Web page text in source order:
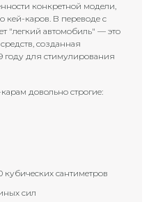
конкретной модели,
кей-каров. В переводе с
"легкий автомобиль" — это
созданная
году для стимулирования
довольно строгие:
кубических сантиметров
сил